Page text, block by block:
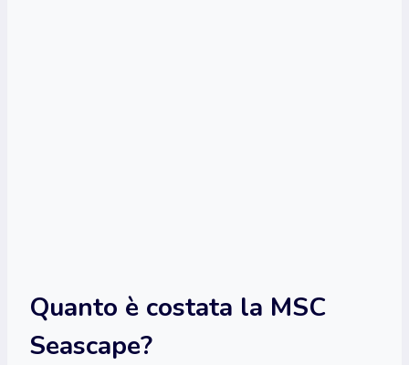
Quanto è costata la MSC
Seascape?